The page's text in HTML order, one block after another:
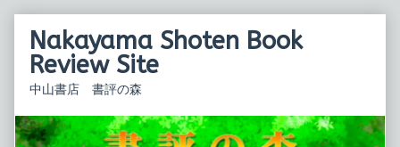
contentNakayama Shoten Book
Review Site
中山書店 書評の森